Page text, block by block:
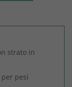
strato in
pesi